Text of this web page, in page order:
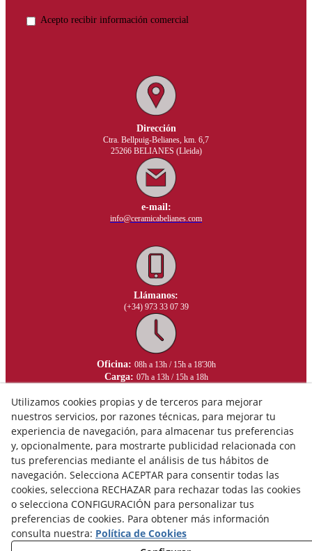
Acepto recibir información comercial
Dirección
Ctra. Bellpuig-Belianes, km. 6,7
25266 BELIANES (Lleida)
e-mail:
info@ceramicabelianes.com
Llámanos:
(+34) 973 33 07 39
Oficina: 08h a 13h / 15h a 18'30h
Carga: 07h a 13h / 15h a 18h
Utilizamos cookies propias y de terceros para mejorar
nuestros servicios, por razones técnicas, para mejorar tu
experiencia de navegación, para almacenar tus preferencias
y, opcionalmente, para mostrarte publicidad relacionada con
tus preferencias mediante el análisis de tus hábitos de
navegación. Selecciona ACEPTAR para consentir todas las
cookies, selecciona RECHAZAR para rechazar todas las cookies
o selecciona CONFIGURACIÓN para personalizar tus
preferencias de cookies. Para obtener más información
consulta nuestra: Política de Cookies